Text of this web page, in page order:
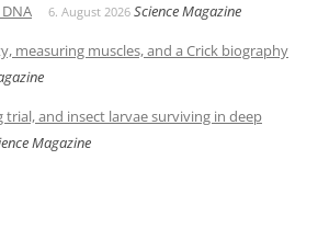
6. August 2026 Science Magazine
measuring muscles, and a Crick biography
trial, and insect larvae surviving in deep
Magazine